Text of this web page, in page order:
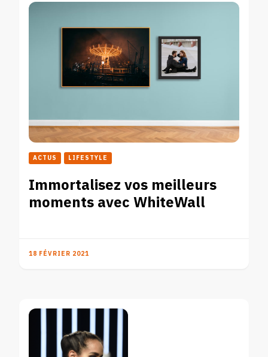
ACTUS LIFESTYLE
Immortalisez vos meilleurs
moments avec WhiteWall
18 FÉVRIER 2021